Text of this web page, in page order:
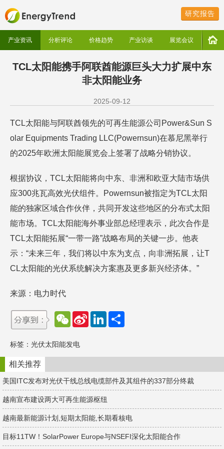
研究报告
产业资讯 分析评论 价格趋势 产业访谈 展览会议
TCL太阳能携手阿联酋能源巨头大力扩展中东
非太阳能业务
2025-09-12
TCL太阳能与阿联酋领先的可再生能源公司Power&Sun S
olar Equipments Trading LLC(Powernsun)在慕尼黑举行
的2025年欧洲太阳能展览会上签署了战略分销协议。
根据协议，TCL太阳能将向中东、非洲和欧亚大陆市场供
应300兆瓦高效光伏组件。Powernsun被指定为TCL太阳
能的独家区域合作伙伴，共同开发这些地区的分布式太阳
能市场。TCL太阳能海外事业部总经理表示，此次合作是
TCL太阳能拓展“一带一路”战略布局的关键一步。他表
示：“未来三年，我们将以中东为支点，向非洲拓展，让T
CL太阳能的光伏系统解决方案惠及更多新兴经济体。”
来源：电力时代
W
e
a
t
S
e
b
o
L
d
n
标签： 光伏太阳能发电
相关推荐
美国ITC发布对光伏干线总线电缆部件及其组件的337部分终裁
越南宣布建设两大可再生能源枢纽
越南最新能源计划,短期太阳能,长期看核电
目标11TW！SolarPower Europe与NSEFI深化太阳能合作